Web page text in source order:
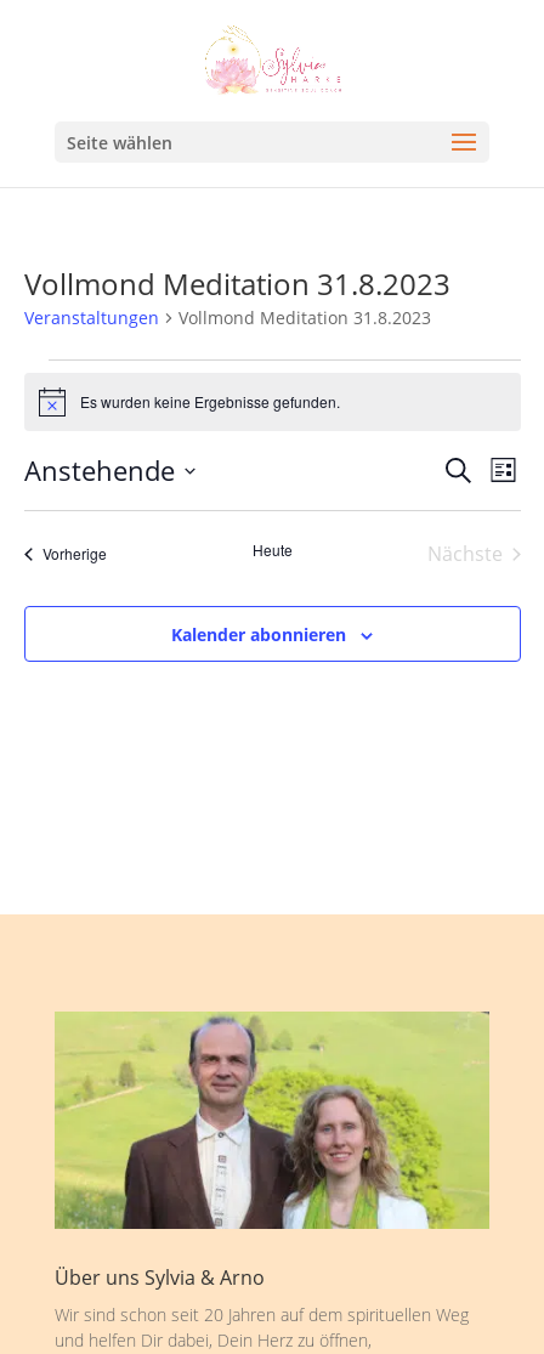
Seite wählen
Vollmond Meditation 31.8.2023
Veranstaltungen Vollmond Meditation 31.8.2023
HinweisEs wurden keine Ergebnisse gefunden.
Suche
und
SucheListe
Anstehende
Datum
wählen.
VorherigeVeranstaltungen Heute
Nächste
Kalender abonnieren
Über uns Sylvia & Arno
Wir sind schon seit 20 Jahren auf dem spirituellen Weg
und helfen Dir dabei, Dein Herz zu öffnen,